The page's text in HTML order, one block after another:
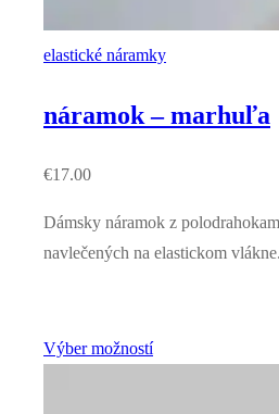
elastické náramky
náramok – marhuľa
€17.00
Dámsky náramok z
navlečených na elastickom vlákne.
Výber možností